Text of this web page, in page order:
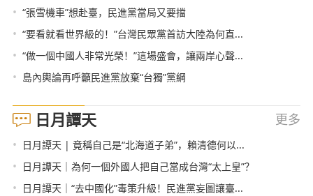
• “張雪機車”想赴臺，民進黨當局又要擋
• “要看就看世界級的！”台灣民眾黨首訪大陸為何直...
• “做一個中國人非常光榮！”這場盛會，讓兩岸心聲...
• 島內輿論再呼籲民進黨放棄“台獨”黨綱
日月譚天 更多
• 日月譚天 | 竟稱自己是“北海道子弟”，賴清德何以...
• 日月譚天｜為何一個外國人把自己當成台灣“太上皇”？
• 日月譚天｜“去中國化”毒策升級！民進黨妄圖讓臺...